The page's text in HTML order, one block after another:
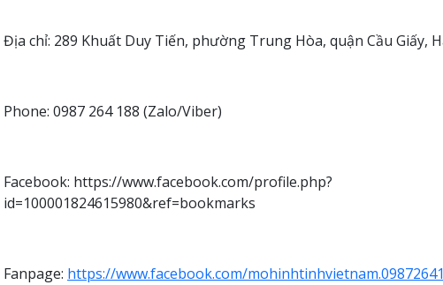
Địa chỉ: 289 Khuất Duy Tiến, phường Trung Hòa, quận Cầu Giấy,
Phone: 0987 264 188 (Zalo/Viber)
Facebook: https://www.facebook.com/profile.php?
id=100001824615980&ref=bookmarks
Fanpage: https://www.facebook.com/